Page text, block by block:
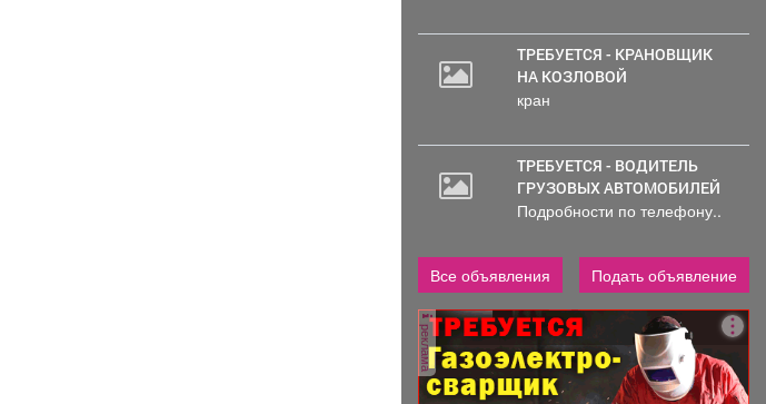
ТРЕБУЕТСЯ - КРАНОВЩИК
НА КОЗЛОВОЙ
кран
ТРЕБУЕТСЯ - ВОДИТЕЛЬ
ГРУЗОВЫХ АВТОМОБИЛЕЙ
Подробности по телефону..
Все объявления Подать объявление
реклама